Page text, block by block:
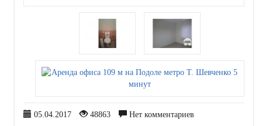
05.04.2017 48863 Нет комментариев